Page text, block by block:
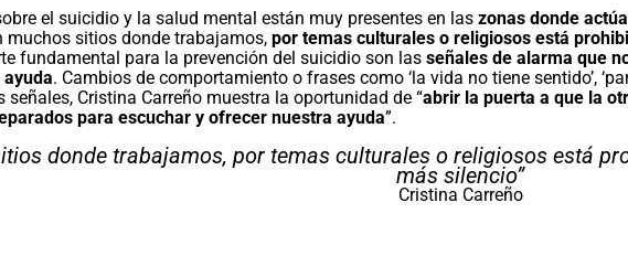
el suicidio y la salud mental están muy presentes en las zonas donde
muchos sitios donde trabajamos,por temas culturales o religiosos está
fundamental para la prevención del suicidio son las señales de alarma que
. Cambios de comportamiento o frases como ‘la vida no tiene sentido’,
señales, Cristina Carreño muestra la oportunidad de “abrir la puerta a que la
para escuchar y ofrecer nuestra ayuda”.
donde trabajamos, por temas culturales o religiosos está
más silencio”
Cristina Carreño